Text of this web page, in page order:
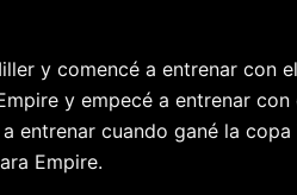
y comencé a entrenar con
y empecé a entrenar
entrenar cuando gané la
Empire.